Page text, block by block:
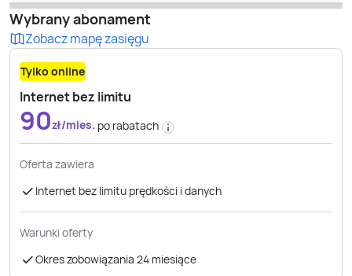
Wybrany abonament
Zobacz mapę zasięgu
Tylko online
Internet bez limitu
90zł/mies. po rabatach
Oferta zawiera
Internet bez limitu prędkości i danych
Warunki oferty
Okres zobowiązania 24 miesiące